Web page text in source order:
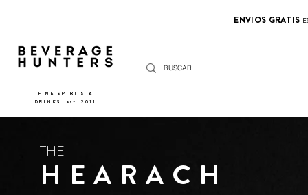
ENVIOS GRATIS
FINE SPIRITS &
DRINKS
est. 2011
THE
HEARACH